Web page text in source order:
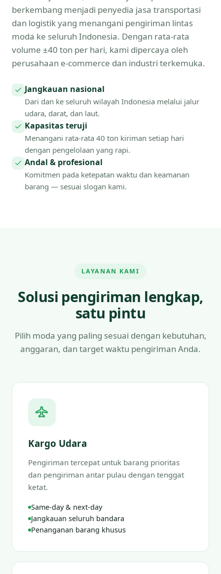
berkembang menjadi penyedia jasa transportasi
dan logistik yang menangani pengiriman lintas
moda ke seluruh Indonesia. Dengan rata-rata
volume ±40 ton per hari, kami dipercaya oleh
perusahaan e-commerce dan industri terkemuka.
Jangkauan nasional
Dari dan ke seluruh wilayah Indonesia melalui jalur
udara, darat, dan laut.
Kapasitas teruji
Menangani rata-rata 40 ton kiriman setiap hari
dengan pengelolaan yang rapi.
Andal & profesional
Komitmen pada ketepatan waktu dan keamanan
barang — sesuai slogan kami.
LAYANAN KAMI
Solusi pengiriman lengkap,
satu pintu
Pilih moda yang paling sesuai dengan kebutuhan,
anggaran, dan target waktu pengiriman Anda.
Kargo Udara
Pengiriman tercepat untuk barang prioritas
dan pengiriman antar pulau dengan tenggat
ketat.
Same-day & next-day
Jangkauan seluruh bandara
Penanganan barang khusus